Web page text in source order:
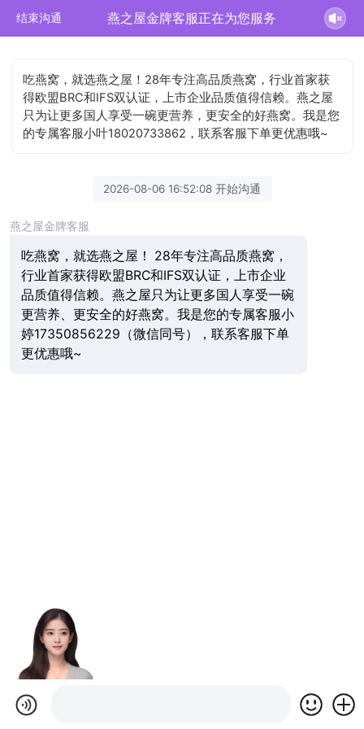
结束沟通 燕之屋金牌客服正在为您服务
吃燕窝，就选燕之屋！28年专注高品质燕窝，行业首家获
得欧盟BRC和IFS双认证，上市企业品质值得信赖。燕之屋
只为让更多国人享受一碗更营养，更安全的好燕窝。我是您
的专属客服小叶18020733862，联系客服下单更优惠哦~
2026-08-06 16:52:08 开始沟通
燕之屋金牌客服
吃燕窝，就选燕之屋！ 28年专注高品质燕窝，
行业首家获得欧盟BRC和IFS双认证，上市企业
品质值得信赖。燕之屋只为让更多国人享受一碗
更营养、更安全的好燕窝。我是您的专属客服小
婷17350856229（微信同号），联系客服下单
更优惠哦~